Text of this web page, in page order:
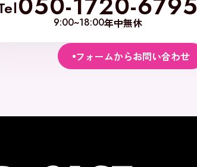
9:00~18:00年中無休
フォームからお問い合わせ